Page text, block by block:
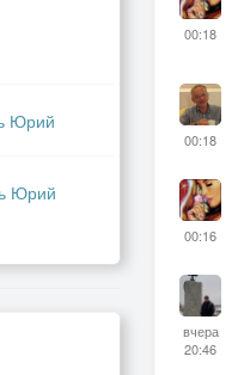
Юрий
Юрий
00:18
00:18
00:16
вчера
20:46